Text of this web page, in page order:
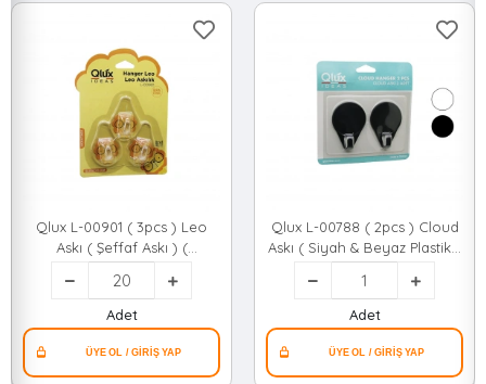
Qlux L-00901 ( 3pcs ) Leo
Askı ( Şeffaf Askı ) (
Yapışkanlı Montaj )*20x2
Adet
Qlux L-00788 ( 2pcs ) Cloud
Askı ( Siyah & Beyaz Plastik )
( Yapışkanlı Montaj )*60
Adet